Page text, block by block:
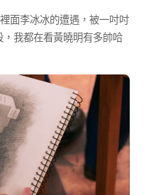
面李冰冰的遭遇，被一吋吋
我都在看黃曉明有多帥哈